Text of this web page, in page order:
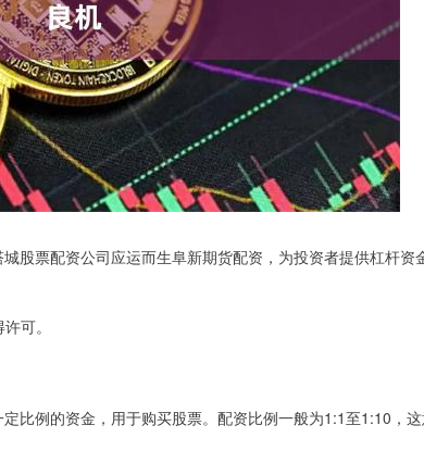
股票配资公司应运而生阜新期货配资，为投资者提供杠杆资
可。
比例的资金，用于购买股票。配资比例一般为1:1至1:10，